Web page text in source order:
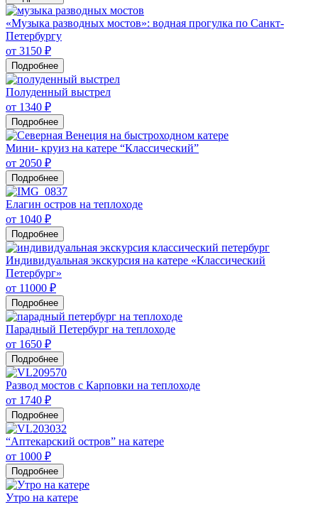
«Музыка разводных мостов»: водная прогулка по Санкт-
Петербургу
от 3150 ₽
Подробнее
Полуденный выстрел
от 1340 ₽
Подробнее
Мини- круиз на катере “Классический”
от 2050 ₽
Подробнее
Елагин остров на теплоходе
от 1040 ₽
Подробнее
Индивидуальная экскурсия на катере «Классический
Петербург»
от 11000 ₽
Подробнее
Парадный Петербург на теплоходе
от 1650 ₽
Подробнее
Развод мостов с Карповки на теплоходе
от 1740 ₽
Подробнее
“Аптекарский остров” на катере
от 1000 ₽
Подробнее
Утро на катере